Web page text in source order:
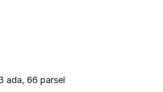
ada, 66 parsel